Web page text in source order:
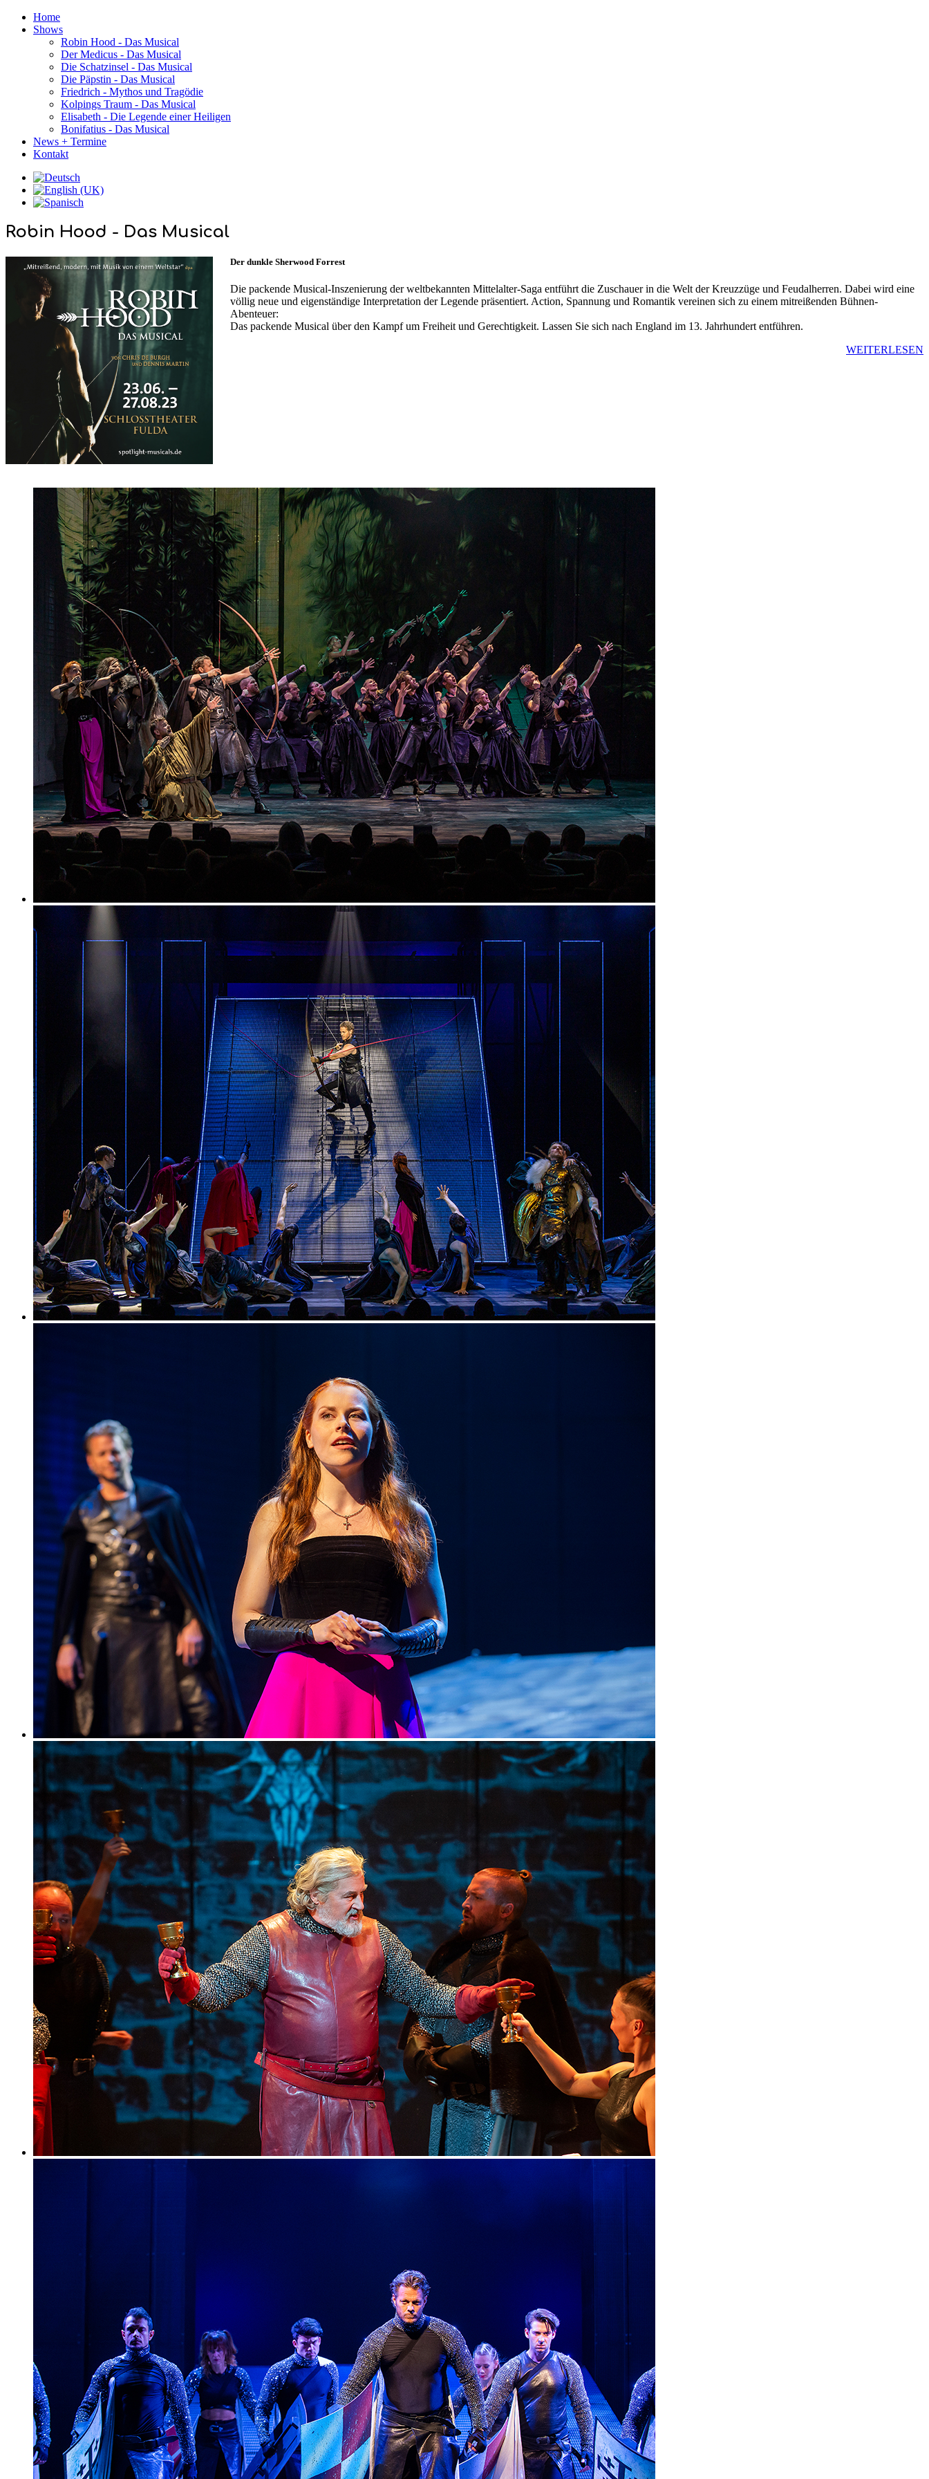
Home
Shows
Robin Hood - Das Musical
Der Medicus - Das Musical
Die Schatzinsel - Das Musical
Die Päpstin - Das Musical
Friedrich - Mythos und Tragödie
Kolpings Traum - Das Musical
Elisabeth - Die Legende einer Heiligen
Bonifatius - Das Musical
News + Termine
Kontakt
Robin Hood - Das Musical
Der dunkle Sherwood Forrest
Die packende Musical-Inszenierung der weltbekannten Mittelalter-Saga entführt die Zuschauer in die Welt der Kreuzzüge und Feudalherren. Dabei wird eine
völlig neue und eigenständige Interpretation der Legende präsentiert. Action, Spannung und Romantik vereinen sich zu einem mitreißenden Bühnen-
Abenteuer:
Das packende Musical über den Kampf um Freiheit und Gerechtigkeit. Lassen Sie sich nach England im 13. Jahrhundert entführen.
WEITERLESEN